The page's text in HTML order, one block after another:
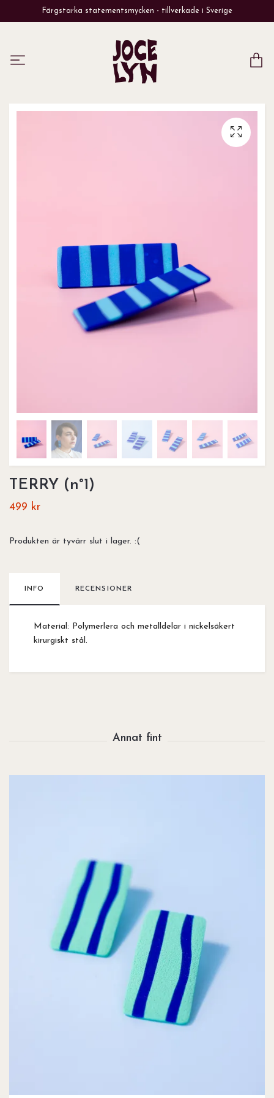
Färgstarka statementsmycken - tillverkade i Sverige
TERRY (n°1)
499 kr
Produkten är tyvärr slut i lager. :(
INFO RECENSIONER
Material: Polymerlera och metalldelar i nickelsäkert
kirurgiskt stål.